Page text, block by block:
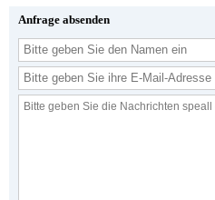
Anfrage absenden